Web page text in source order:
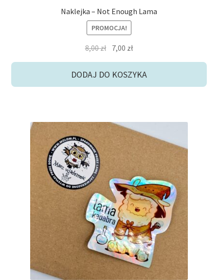
Naklejka – Not Enough Lama
PROMOCJA!
8,00zł Pierwotna
wynosiła:
7,00 złAktualna
wynosi:
DODAJ DO KOSZYKA